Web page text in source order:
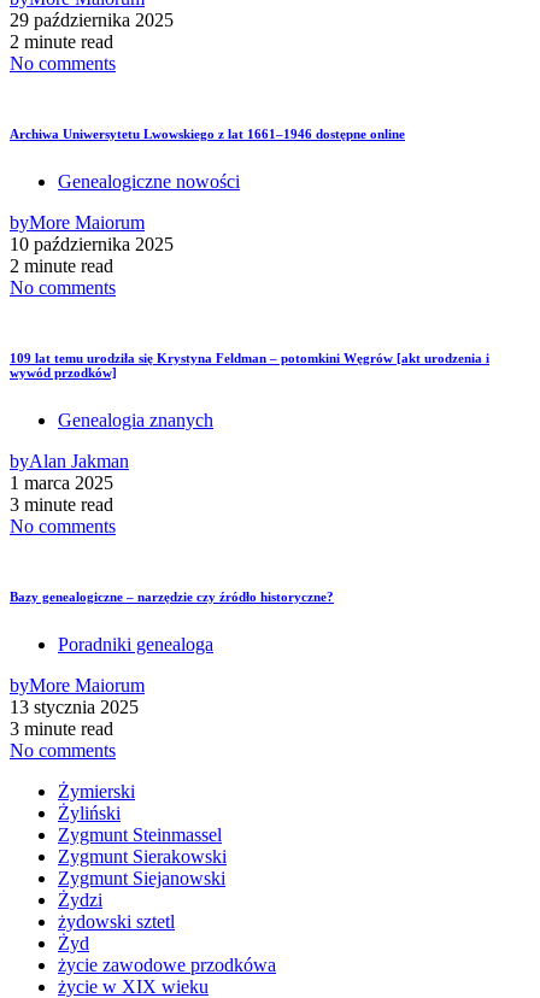
29 października 2025
2 minute read
No comments
Archiwa Uniwersytetu Lwowskiego z lat 1661–1946 dostępne online
Genealogiczne nowości
byMore Maiorum
10 października 2025
2 minute read
No comments
109 lat temu urodziła się Krystyna Feldman – potomkini Węgrów [akt urodzenia i
wywód przodków]
Genealogia znanych
byAlan Jakman
1 marca 2025
3 minute read
No comments
Bazy genealogiczne – narzędzie czy źródło historyczne?
Poradniki genealoga
byMore Maiorum
13 stycznia 2025
3 minute read
No comments
Żymierski
Żyliński
Zygmunt Steinmassel
Zygmunt Sierakowski
Zygmunt Siejanowski
Żydzi
żydowski sztetl
Żyd
życie zawodowe przodkówa
życie w XIX wieku